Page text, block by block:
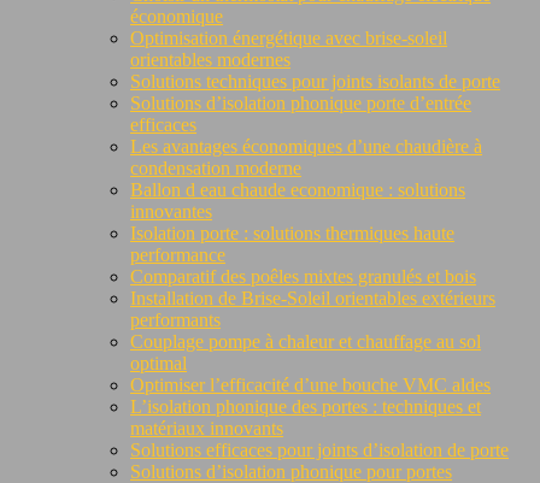
économique
Optimisation énergétique avec brise-soleil
orientables modernes
Solutions techniques pour joints isolants de porte
Solutions d’isolation phonique porte d’entrée
efficaces
Les avantages économiques d’une chaudière à
condensation moderne
Ballon d eau chaude economique : solutions
innovantes
Isolation porte : solutions thermiques haute
performance
Comparatif des poêles mixtes granulés et bois
Installation de Brise-Soleil orientables extérieurs
performants
Couplage pompe à chaleur et chauffage au sol
optimal
Optimiser l’efficacité d’une bouche VMC aldes
L’isolation phonique des portes : techniques et
matériaux innovants
Solutions efficaces pour joints d’isolation de porte
Solutions d’isolation phonique pour portes